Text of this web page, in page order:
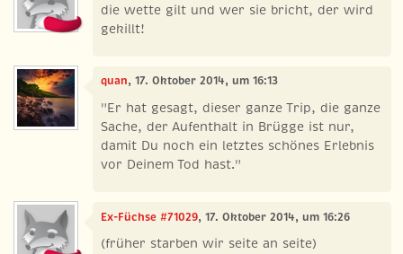
die wette gilt und wer sie bricht, der wird
gekillt!
quan, 17. Oktober 2014, um 16:13
"Er hat gesagt, dieser ganze Trip, die ganze
Sache, der Aufenthalt in Brügge ist nur,
damit Du noch ein letztes schönes Erlebnis
vor Deinem Tod hast."
Ex-Füchse #71029, 17. Oktober 2014, um 16:26
(früher starben wir seite an seite)